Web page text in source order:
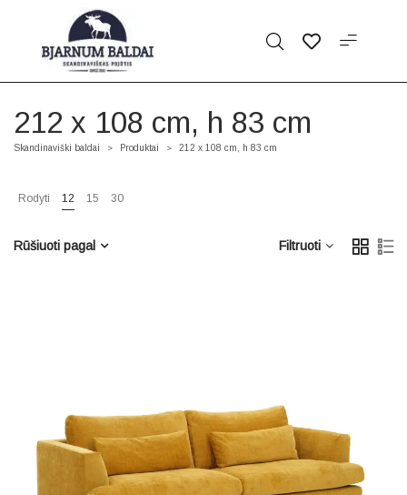
212 x 108 cm, h 83 cm
Skandinaviški baldai > Produktai > 212 x 108 cm, h 83 cm
Rodyti 12 15 30
Filtruoti
Rūšiuoti pagal